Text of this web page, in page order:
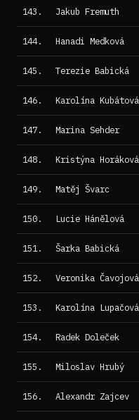
143. Jakub Fremuth
144. Hanadi Medková
145. Terezie Babická
146. Karolína Kubátová
147. Marina Sehder
148. Kristýna Horáková
149. Matěj Švarc
150. Lucie Hánělová
151. Šarka Babická
152. Veronika Čavojová
153. Karolína Lupačová
154. Radek Doleček
155. Miloslav Hrubý
156. Alexandr Zajcev